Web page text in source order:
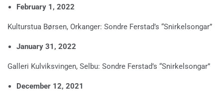
February 1, 2022
Kulturstua Børsen, Orkanger: Sondre Ferstad’s “Snirkelsongar”
January 31, 2022
Galleri Kulviksvingen, Selbu: Sondre Ferstad’s “Snirkelsongar”
December 12, 2021